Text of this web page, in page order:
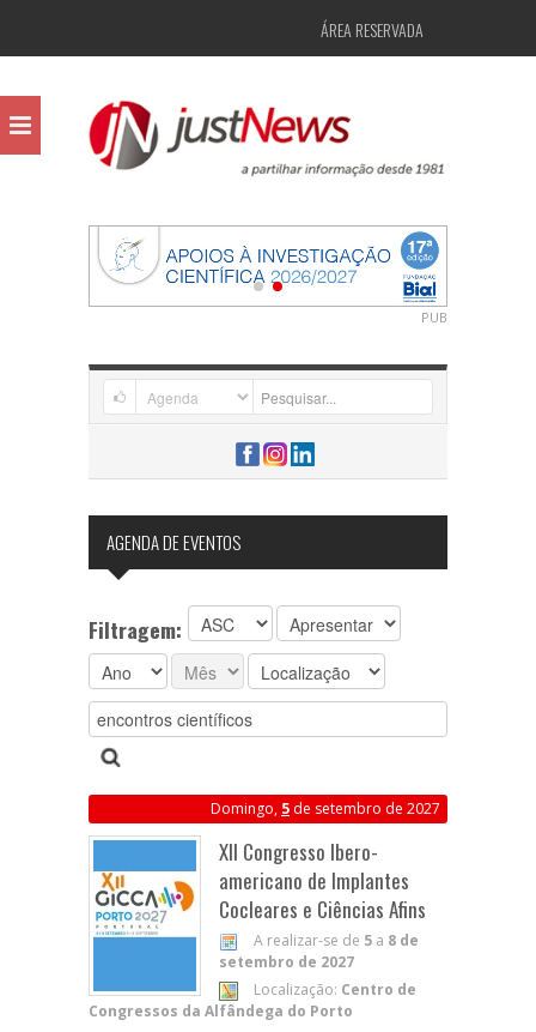
ÁREA RESERVADA
PUB
AGENDA DE EVENTOS
Filtragem:
Domingo, 5 de setembro de 2027
XII Congresso Ibero-
americano de Implantes
Cocleares e Ciências Afins
A realizar-se de 5 a 8 de
setembro de 2027
Localização: Centro de
Congressos da Alfândega do Porto